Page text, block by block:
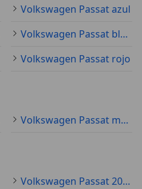
Volkswagen Passat azul
Volkswagen Passat blanco
Volkswagen Passat rojo
Volkswagen Passat manual
Volkswagen Passat 2021